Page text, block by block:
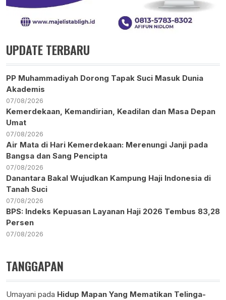
UPDATE TERBARU
PP Muhammadiyah Dorong Tapak Suci Masuk Dunia
Akademis
07/08/2026
Kemerdekaan, Kemandirian, Keadilan dan Masa Depan
Umat
07/08/2026
Air Mata di Hari Kemerdekaan: Merenungi Janji pada
Bangsa dan Sang Pencipta
07/08/2026
Danantara Bakal Wujudkan Kampung Haji Indonesia di
Tanah Suci
07/08/2026
BPS: Indeks Kepuasan Layanan Haji 2026 Tembus 83,28
Persen
07/08/2026
TANGGAPAN
Umayani pada Hidup Mapan Yang Mematikan Telinga-